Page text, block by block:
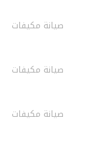
صيانة مكيفات
صيانة مكيفات
صيانة مكيفات